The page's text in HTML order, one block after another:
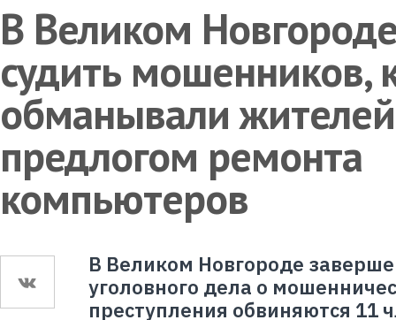
В Великом
судить мошенников,
обманывали
предлогом ремонта
компьютеров
В Великом Новгороде
уголовного дела о
преступления обвиняются 11